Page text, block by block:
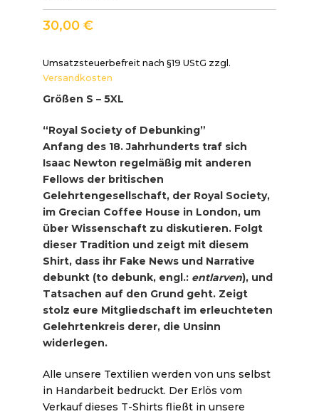
30,00 €
Umsatzsteuerbefreit nach §19 UStG zzgl.
Versandkosten
Größen S – 5XL
“Royal Society of Debunking”
Anfang des 18. Jahrhunderts traf sich
Isaac Newton regelmäßig mit anderen
Fellows der britischen
Gelehrtengesellschaft, der Royal Society,
im Grecian Coffee House in London, um
über Wissenschaft zu diskutieren. Folgt
dieser Tradition und zeigt mit diesem
Shirt, dass ihr Fake News und Narrative
debunkt (to debunk, engl.: entlarven), und
Tatsachen auf den Grund geht. Zeigt
stolz eure Mitgliedschaft im erleuchteten
Gelehrtenkreis derer, die Unsinn
widerlegen.
Alle unsere Textilien werden von uns selbst
in Handarbeit bedruckt. Der Erlös vom
Verkauf dieses T-Shirts fließt in unsere